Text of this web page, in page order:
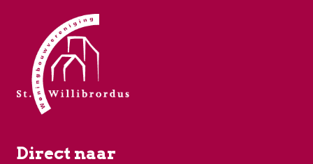
Direct naar